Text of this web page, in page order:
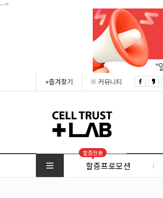
-->
+즐겨찾기 커뮤니티
할증전용
할증프로모션